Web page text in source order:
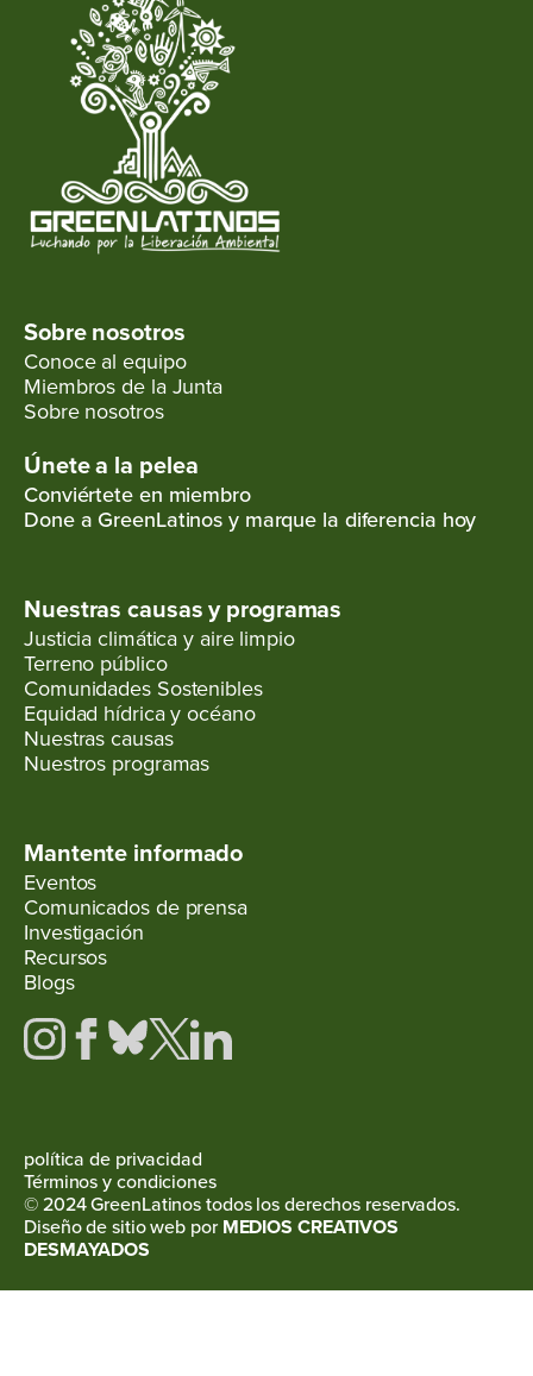
Sobre nosotros
Conoce al equipo
Miembros de la Junta
Sobre nosotros
Únete a la pelea
Conviértete en miembro
Done a GreenLatinos y marque la diferencia hoy
Nuestras causas y programas
Justicia climática y aire limpio
Terreno público
Comunidades Sostenibles
Equidad hídrica y océano
Nuestras causas
Nuestros programas
Mantente informado
Eventos
Comunicados de prensa
Investigación
Recursos
Blogs
política de privacidad
Términos y condiciones
© 2024 GreenLatinos todos los derechos reservados.
Diseño de sitio web porMEDIOS CREATIVOS
DESMAYADOS